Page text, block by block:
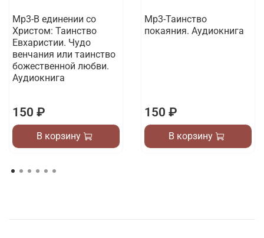
Мр3-В единении со
Христом: Таинство
Евхаристии. Чудо
венчания или таинство
божественной любви.
Аудиокнига
150 ₽
В корзину
Мр3-Таинство
покаяния. Аудиокнига
150 ₽
В корзину